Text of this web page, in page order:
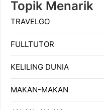
Topik Menarik
TRAVELGO
FULLTUTOR
KELILING DUNIA
MAKAN-MAKAN